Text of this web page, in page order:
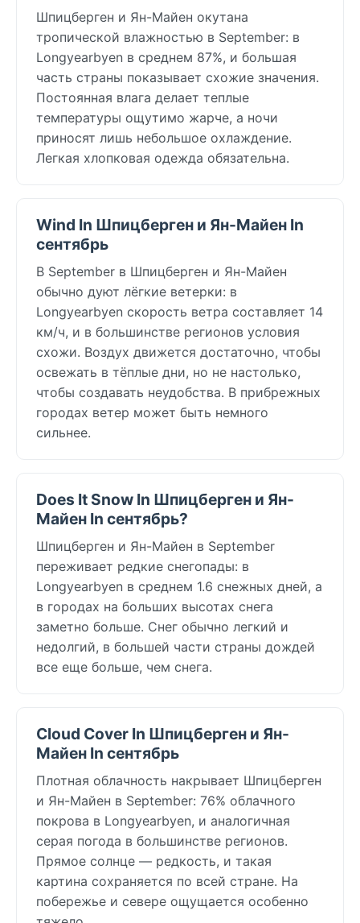
Шпицберген и Ян-Майен окутана
тропической влажностью в September: в
Longyearbyen в среднем 87%, и большая
часть страны показывает схожие значения.
Постоянная влага делает теплые
температуры ощутимо жарче, а ночи
приносят лишь небольшое охлаждение.
Легкая хлопковая одежда обязательна.
Wind In Шпицберген и Ян-Майен In
сентябрь
В September в Шпицберген и Ян-Майен
обычно дуют лёгкие ветерки: в
Longyearbyen скорость ветра составляет 14
км/ч, и в большинстве регионов условия
схожи. Воздух движется достаточно, чтобы
освежать в тёплые дни, но не настолько,
чтобы создавать неудобства. В прибрежных
городах ветер может быть немного
сильнее.
Does It Snow In Шпицберген и Ян-
Майен In сентябрь?
Шпицберген и Ян-Майен в September
переживает редкие снегопады: в
Longyearbyen в среднем 1.6 снежных дней, а
в городах на больших высотах снега
заметно больше. Снег обычно легкий и
недолгий, в большей части страны дождей
все еще больше, чем снега.
Cloud Cover In Шпицберген и Ян-
Майен In сентябрь
Плотная облачность накрывает Шпицберген
и Ян-Майен в September: 76% облачного
покрова в Longyearbyen, и аналогичная
серая погода в большинстве регионов.
Прямое солнце — редкость, и такая
картина сохраняется по всей стране. На
побережье и севере ощущается особенно